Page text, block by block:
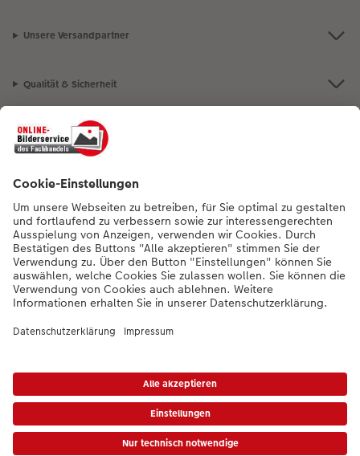
Unsere Versandpartner
Qualität & Sicherheit
Nachhaltigkeit bei CEWE
Mein Fotoservice
Informationen
Sortiment
Inspirationen
Bei Fragen zu Produkten oder der Bestellung können Sie uns gern anrufen:
Mo. bis Sa.: 8:00 – 20:00 Uhr und So.: 10:00 – 18:00 Uhr
*Die Preise gelten inkl. MwSt. zzgl. Versandkosten (ggf. auch bei Filialabholung)
Das abgebildete Produkt hat ggfs. einen höheren Preis.